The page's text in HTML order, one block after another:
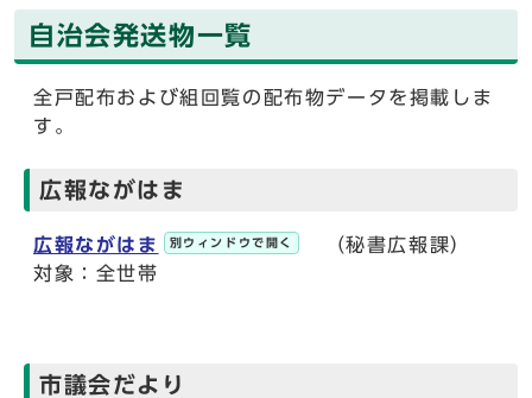
自治会発送物一覧
全戸配布および組回覧の配布物データを掲載しま
す。
広報ながはま
広報ながはま 別ウィンドウで開く
（秘書広報課）
対象：全世帯
市議会だより